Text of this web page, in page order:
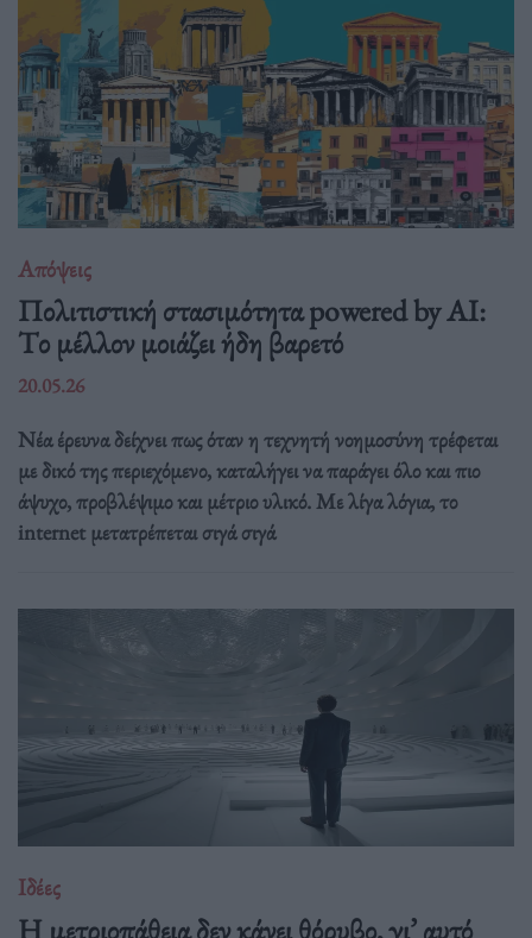
Απόψεις
Πολιτιστική στασιμότητα powered by AI:
Tο μέλλον μοιάζει ήδη βαρετό
20.05.26
Νέα έρευνα δείχνει πως όταν η τεχνητή νοημοσύνη τρέφεται
με δικό της περιεχόμενο, καταλήγει να παράγει όλο και πιο
άψυχο, προβλέψιμο και μέτριο υλικό. Με λίγα λόγια, το
internet μετατρέπεται σιγά σιγά
Ιδέες
Η μετριοπάθεια δεν κάνει θόρυβο, γι’ αυτό